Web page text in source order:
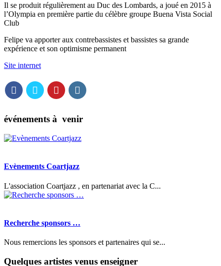
Il se produit régulièrement au Duc des Lombards, a joué en 2015 à
l’Olympia en première partie du célèbre groupe Buena Vista Social
Club
Felipe va apporter aux contrebassistes et bassistes sa grande
expérience et son optimisme permanent
Site internet
événements à venir
Evènements Coartjazz
L'association Coartjazz , en partenariat avec la C...
Recherche sponsors …
Nous remercions les sponsors et partenaires qui se...
Quelques artistes venus enseigner